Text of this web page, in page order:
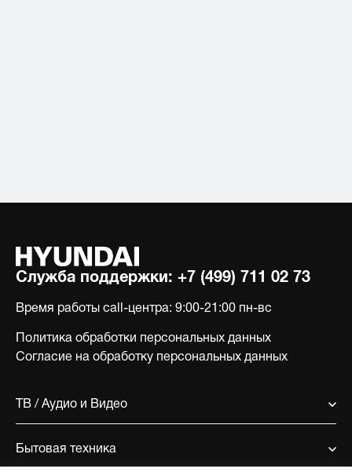
Служба поддержки: +7 (499) 711 02 73
Время работы call-центра: 9:00-21:00 пн-вс
Политика обработки персональных данных
Согласие на обработку персональных данных
ТВ / Аудио и Видео
Бытовая техника